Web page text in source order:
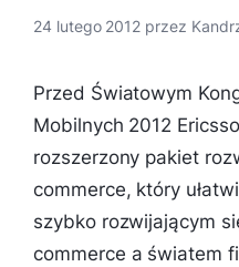
24 lutego 2012 przez
Przed Światowym
Mobilnych 2012
rozszerzony pakiet
commerce, który
szybko rozwijającym
commerce a światem